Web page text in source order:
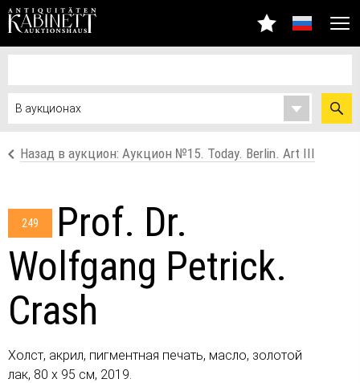
Назад в аукцион: Аукцион №15. Today. Berlin. Art III
249
Prof. Dr.
Wolfgang Petrick.
Crash
Холст, акрил, пигментная печать, масло, золотой
лак, 80 х 95 см, 2019.